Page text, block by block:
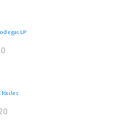
de gas LP
fósiles